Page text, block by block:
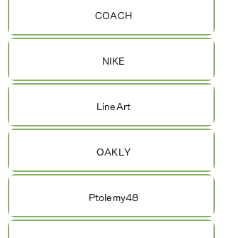
COACH
NIKE
LineArt
OAKLY
Ptolemy48